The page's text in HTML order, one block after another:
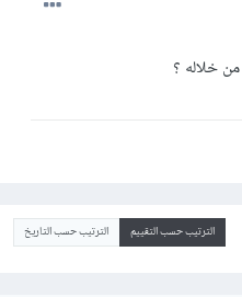
خلاله ؟
الترتيب حسب التقييم الترتيب حسب التاريخ